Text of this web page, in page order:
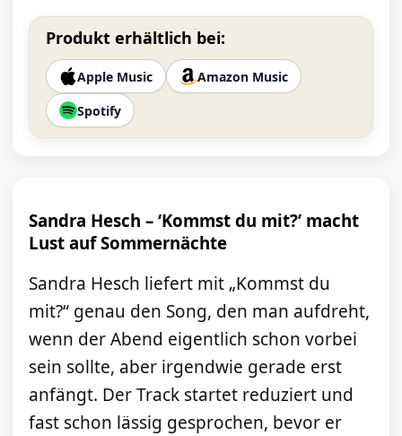
Produkt erhältlich bei:
Apple Music
Amazon Music
Spotify
Sandra Hesch – ‘Kommst du mit?’ macht
Lust auf Sommernächte
Sandra Hesch liefert mit „Kommst du
mit?“ genau den Song, den man aufdreht,
wenn der Abend eigentlich schon vorbei
sein sollte, aber irgendwie gerade erst
anfängt. Der Track startet reduziert und
fast schon lässig gesprochen, bevor er